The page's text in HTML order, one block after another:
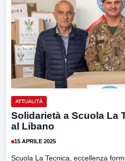
ATTUALITÀ
Solidarietà a Scuola La
al Libano
15 APRILE 2025
Scuola La Tecnica, eccellenza